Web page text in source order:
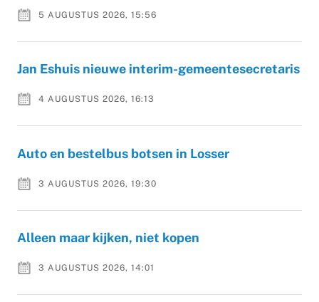
5 AUGUSTUS 2026, 15:56
Jan Eshuis nieuwe interim-gemeentesecretaris
4 AUGUSTUS 2026, 16:13
Auto en bestelbus botsen in Losser
3 AUGUSTUS 2026, 19:30
Alleen maar kijken, niet kopen
3 AUGUSTUS 2026, 14:01